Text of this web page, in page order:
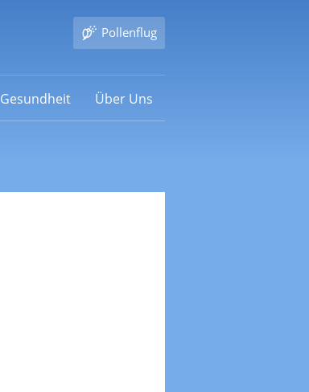
Pollenflug
Gesundheit Über Uns